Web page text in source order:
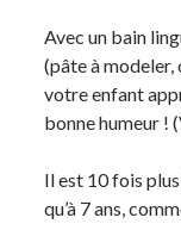
Avec un bain
(pâte à modeler,
votre enfant
bonne humeur !
Il est 10 fois
qu’à 7 ans,